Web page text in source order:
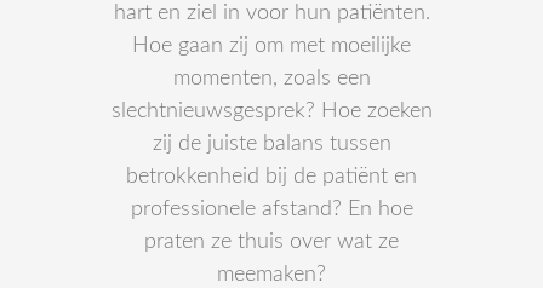
hart en ziel in voor hun patiënten.
Hoe gaan zij om met moeilijke
momenten, zoals een
slechtnieuwsgesprek? Hoe zoeken
zij de juiste balans tussen
betrokkenheid bij de patiënt en
professionele afstand? En hoe
praten ze thuis over wat ze
meemaken?